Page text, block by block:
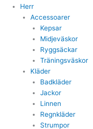
Herr
Accessoarer
Kepsar
Midjeväskor
Ryggsäckar
Träningsväskor
Kläder
Badkläder
Jackor
Linnen
Regnkläder
Strumpor